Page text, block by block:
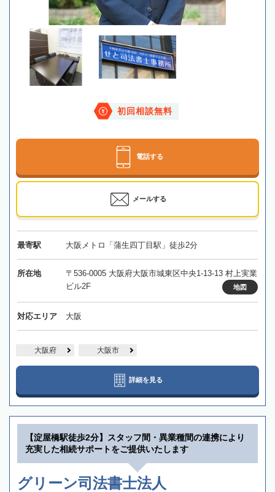
初回相談無料
電話する
メールする
最寄駅 大阪メトロ「蒲生四丁目駅」徒歩2分
所在地
〒536-0005 大阪府大阪市城東区中央1-13-13 村上実業
ビル2F
地図
対応エリア 大阪
大阪府 大阪市
詳細を見る
【淀屋橋駅徒歩2分】スタッフ間・異業種間の連携により
充実した相続サポートをご提供いたします
グリーン司法書士法人